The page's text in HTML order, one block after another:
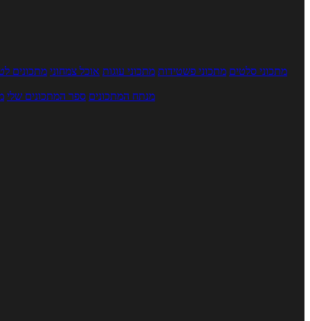
מתכוני סלטים מתכוני פשטידות מתכוני עוגות אוכל צמחוני מתכונים
מנתח המתכונים ספר המתכונים שלי